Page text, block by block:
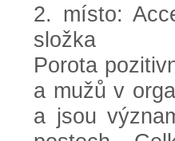
2. místo:
složka
Porota
a mužů v
a jsou